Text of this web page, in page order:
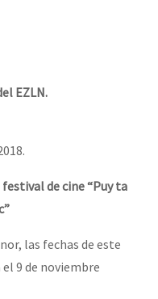
no Estado Espanhol
Nossas lutas pela
EZLN.
de cine “Puy ta
las fechas de este
9 de noviembre